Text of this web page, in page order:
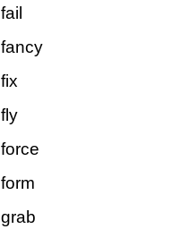
fail
fancy
fix
fly
force
form
grab